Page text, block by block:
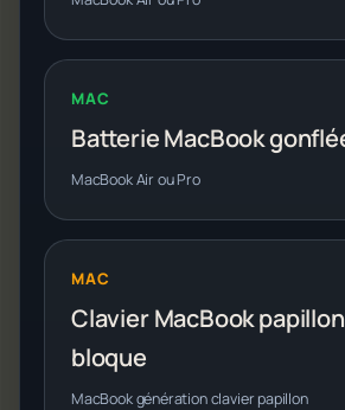
MAC
Batterie MacBook
MacBook Air ou Pro
MAC
Clavier MacBook
bloque
MacBook génération clavier papillon